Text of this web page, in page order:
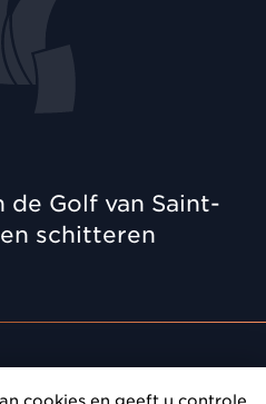
de Golf van Saint-
schitteren